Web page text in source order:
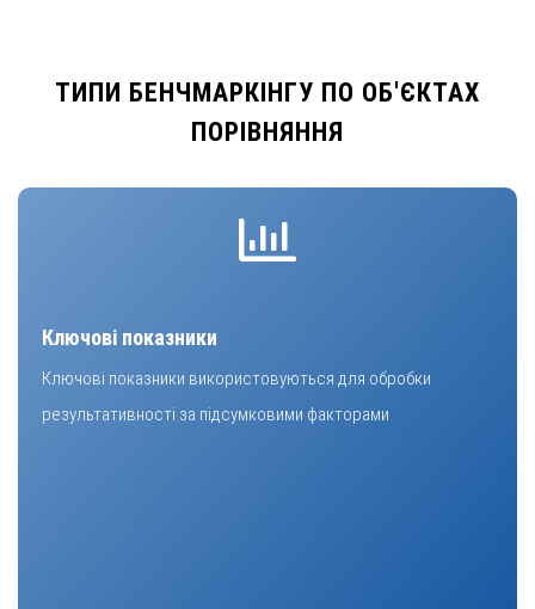
ТИПИ БЕНЧМАРКІНГУ ПО ОБ'ЄКТАХ
ПОРІВНЯННЯ
Ключові показники
Ключові показники використовуються для обробки
результативності за підсумковими факторами